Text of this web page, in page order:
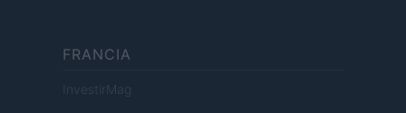
FRANCIA
InvestirMag